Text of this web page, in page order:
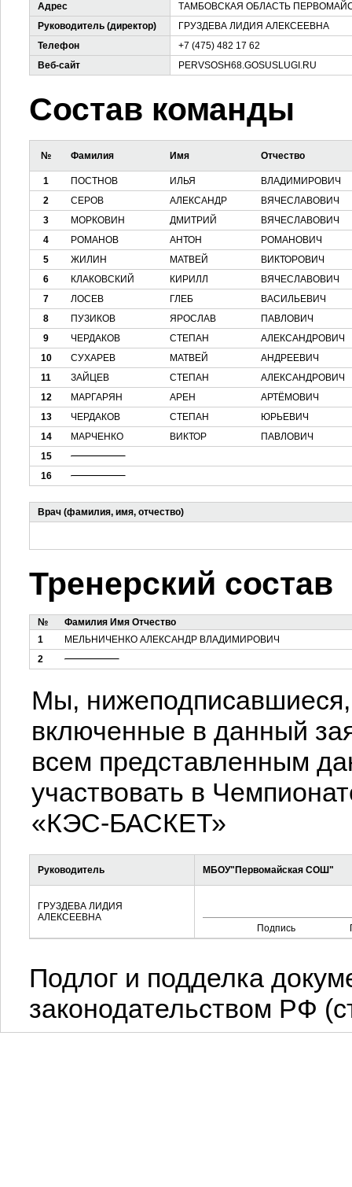
Адрес
ТАМБОВСКАЯ ОБЛАСТЬ
Руководитель (директор)
ГРУЗДЕВА ЛИДИЯ АЛЕКСЕЕВНА
Телефон
+7 (475) 482 17 62
Веб-сайт
PERVSOSH68.GOSUSLUGI.RU
Состав команды
№ Фамилия Имя Отчество
1 ПОСТНОВ ИЛЬЯ
ВЛАДИМИРОВИЧ
2
СЕРОВ АЛЕКСАНДР
ВЯЧЕСЛАВОВИЧ
3
МОРКОВИН ДМИТРИЙ
ВЯЧЕСЛАВОВИЧ
4
РОМАНОВ АНТОН
РОМАНОВИЧ
5
ЖИЛИН МАТВЕЙ
ВИКТОРОВИЧ
6
КЛАКОВСКИЙ КИРИЛЛ
ВЯЧЕСЛАВОВИЧ
7
ЛОСЕВ ГЛЕБ
ВАСИЛЬЕВИЧ
8
ПУЗИКОВ ЯРОСЛАВ
ПАВЛОВИЧ
9
ЧЕРДАКОВ СТЕПАН
АЛЕКСАНДРОВИЧ
10
СУХАРЕВ МАТВЕЙ
АНДРЕЕВИЧ
11
ЗАЙЦЕВ СТЕПАН
АЛЕКСАНДРОВИЧ
12
МАРГАРЯН АРЕН
АРТЁМОВИЧ
13
ЧЕРДАКОВ СТЕПАН
ЮРЬЕВИЧ
14
МАРЧЕНКО ВИКТОР
ПАВЛОВИЧ
15
16
Врач (фамилия, имя, отчество)
Тренерский состав
№
Фамилия Имя Отчество
1
МЕЛЬНИЧЕНКО АЛЕКСАНДР ВЛАДИМИРОВИЧ
2
Мы, нижеподписавшиеся,
включенные в данный
всем представленным
участвовать в
«КЭС-БАСКЕТ»
Руководитель МБОУ"Первомайская СОШ"
ГРУЗДЕВА ЛИДИЯ
АЛЕКСЕЕВНА
Подпись
Подлог и подделка
законодательством РФ